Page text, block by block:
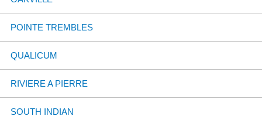
POINTE TREMBLES
QUALICUM
RIVIERE A PIERRE
SOUTH INDIAN